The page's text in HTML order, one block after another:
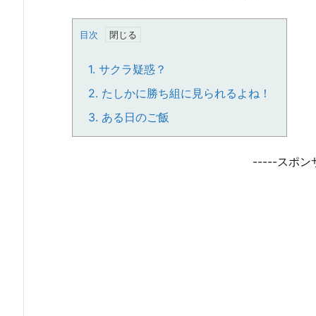
目次
1. サクラ疑惑？
2. たしかに勝ち組に見られるよね！
3. ある日のご飯
-----スポン